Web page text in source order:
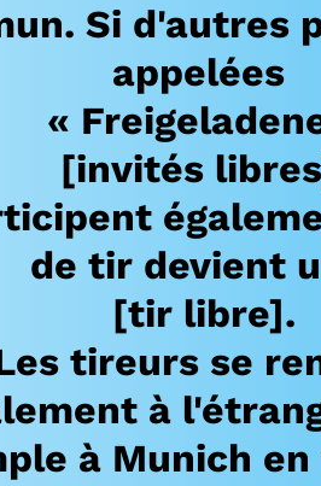
Si d'autres
appelées
«
[invités
de tir devient
[tir libre].
tireurs se
à
à Munich en